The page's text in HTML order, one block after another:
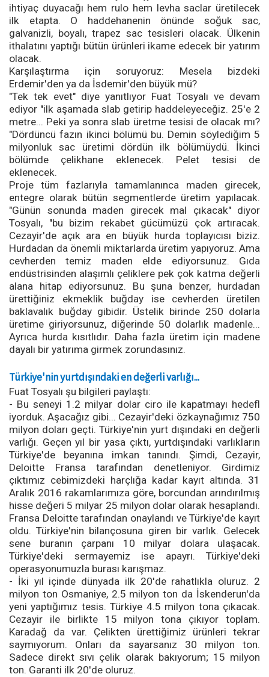
ihtiyaç duyacağı hem rulo hem levha saclar üretilecek
ilk etapta. O haddehanenin önünde soğuk sac,
galvanizli, boyalı, trapez sac tesisleri olacak. Ülkenin
ithalatını yaptığı bütün ürünleri ikame edecek bir yatırım
olacak.
Karşılaştırma için soruyoruz: Mesela bizdeki
Erdemir'den ya da İsdemir'den büyük mü?
"Tek tek evet" diye yanıtlıyor Fuat Tosyalı ve devam
ediyor "ilk aşamada slab getirip haddeleyeceğiz. 25'e 2
metre... Peki ya sonra slab üretme tesisi de olacak mı?
"Dördüncü fazın ikinci bölümü bu. Demin söylediğim 5
milyonluk sac üretimi dördün ilk bölümüydü. İkinci
bölümde çelikhane eklenecek. Pelet tesisi de
eklenecek.
Proje tüm fazlarıyla tamamlanınca maden girecek,
entegre olarak bütün segmentlerde üretim yapılacak.
"Günün sonunda maden girecek mal çıkacak" diyor
Tosyalı, "bu bizim rekabet gücümüzü çok artıracak.
Cezayir'de açık ara en büyük hurda toplayıcısı biziz.
Hurdadan da önemli miktarlarda üretim yapıyoruz. Ama
cevherden temiz maden elde ediyorsunuz. Gıda
endüstrisinden alaşımlı çeliklere pek çok katma değerli
alana hitap ediyorsunuz. Bu şuna benzer, hurdadan
ürettiğiniz ekmeklik buğday ise cevherden üretilen
baklavalık buğday gibidir. Üstelik birinde 250 dolarla
üretime giriyorsunuz, diğerinde 50 dolarlık madenle...
Ayrıca hurda kısıtlıdır. Daha fazla üretim için madene
dayalı bir yatırıma girmek zorundasınız.
Türkiye'nin yurtdışındaki en değerli varlığı...
Fuat Tosyalı şu bilgileri paylaştı:
- Bu seneyi 1.2 milyar dolar ciro ile kapatmayı hedefl
iyorduk. Aşacağız gibi... Cezayir'deki özkaynağımız 750
milyon doları geçti. Türkiye'nin yurt dışındaki en değerli
varlığı. Geçen yıl bir yasa çıktı, yurtdışındaki varlıkların
Türkiye'de beyanına imkan tanındı. Şimdi, Cezayir,
Deloitte Fransa tarafından denetleniyor. Girdimiz
çıktımız cebimizdeki harçlığa kadar kayıt altında. 31
Aralık 2016 rakamlarımıza göre, borcundan arındırılmış
hisse değeri 5 milyar 25 milyon dolar olarak hesaplandı.
Fransa Deloitte tarafından onaylandı ve Türkiye'de kayıt
oldu. Türkiye'nin bilançosuna giren bir varlık. Gelecek
sene buranın çarpanı 10 milyar dolara ulaşacak.
Türkiye'deki sermayemiz ise apayrı. Türkiye'deki
operasyonumuzla burası karışmaz.
- İki yıl içinde dünyada ilk 20'de rahatlıkla oluruz. 2
milyon ton Osmaniye, 2.5 milyon ton da İskenderun'da
yeni yaptığımız tesis. Türkiye 4.5 milyon tona çıkacak.
Cezayir ile birlikte 15 milyon tona çıkıyor toplam.
Karadağ da var. Çelikten ürettiğimiz ürünleri tekrar
saymıyorum. Onları da sayarsanız 30 milyon ton.
Sadece direkt sıvı çelik olarak bakıyorum; 15 milyon
ton. Garanti ilk 20'de oluruz.